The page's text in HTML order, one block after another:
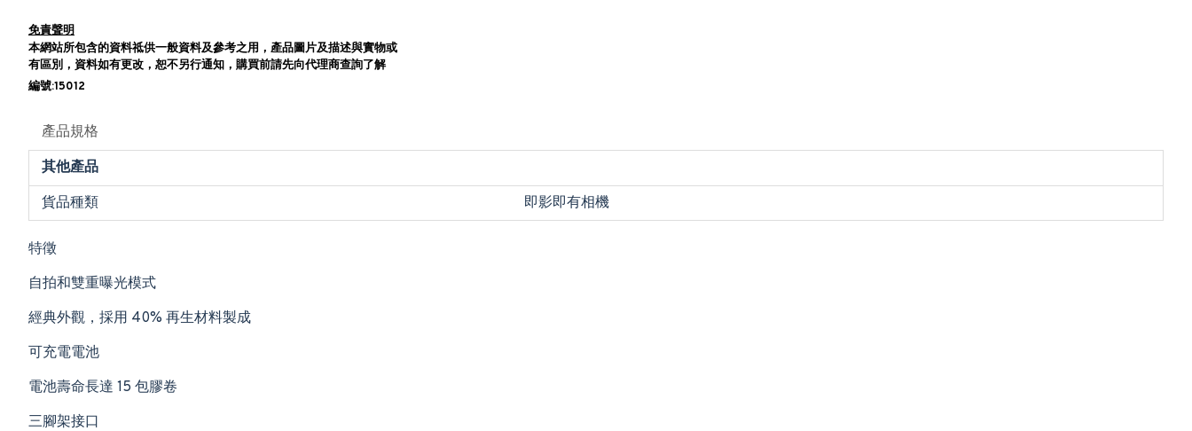
免責聲明
本網站所包含的資料祗供一般資料及參考之用，產品圖片及描述與實物或
有區別，資料如有更改，恕不另行通知，購買前請先向代理商查詢了解
編號:15012
產品規格
其他產品
貨品種類
即影即有相機
特徵
自拍和雙重曝光模式
經典外觀，採用 40% 再生材料製成
可充電電池
電池壽命長達 15 包膠卷
三腳架接口